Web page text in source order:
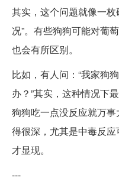
其实，这个问题就像一枚
况”。有些狗狗可能对葡
也会有所区别。
比如，有人问：“我家狗
办？”其实，这种情况下
狗狗吃一点没反应就万
得很深，尤其是中毒反
才显现。
---